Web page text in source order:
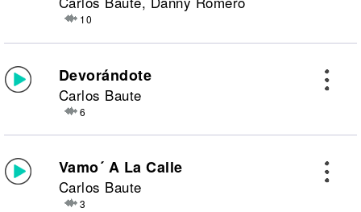
10
Devorándote
Carlos Baute
6
Vamo´ A La Calle
Carlos Baute
3